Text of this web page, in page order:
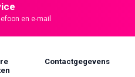
en e-mail
Contactgegevens